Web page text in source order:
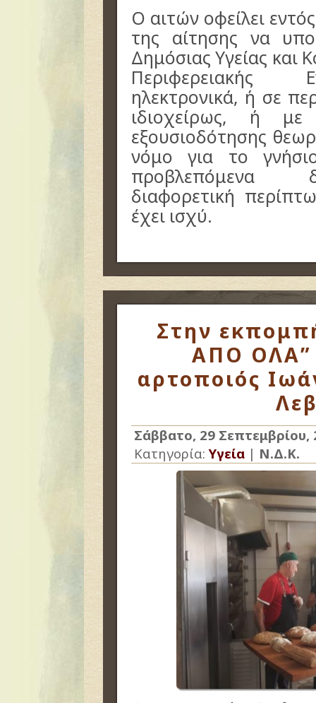
Ο αιτών οφείλει
της αίτησης να
Δημόσιας Υγείας και
Περιφερειακής
ηλεκτρονικά, ή σε
ιδιοχείρως, ή με
εξουσιοδότησης
νόμο για το
προβλεπόμενα
διαφορετική
έχει ισχύ.
Στην
ΑΠΟ ΟΛΑ”
αρτοποιός
Σάββατο, 29 Σεπτεμβρίου,
Κατηγορία:Υγεία | Ν.Δ.Κ.